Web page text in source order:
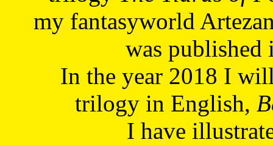
my fantasyworld
was published
In the year 2018 I
trilogy in English,
I have